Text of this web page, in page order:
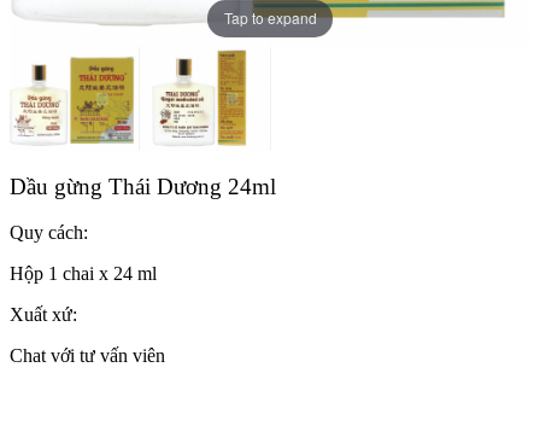
Tap to expand
Dầu gừng Thái Dương 24ml
Quy cách:
Hộp 1 chai x 24 ml
Xuất xứ:
Chat với tư vấn viên